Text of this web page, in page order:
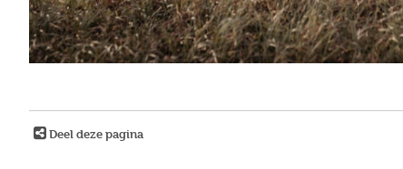
Deel deze pagina